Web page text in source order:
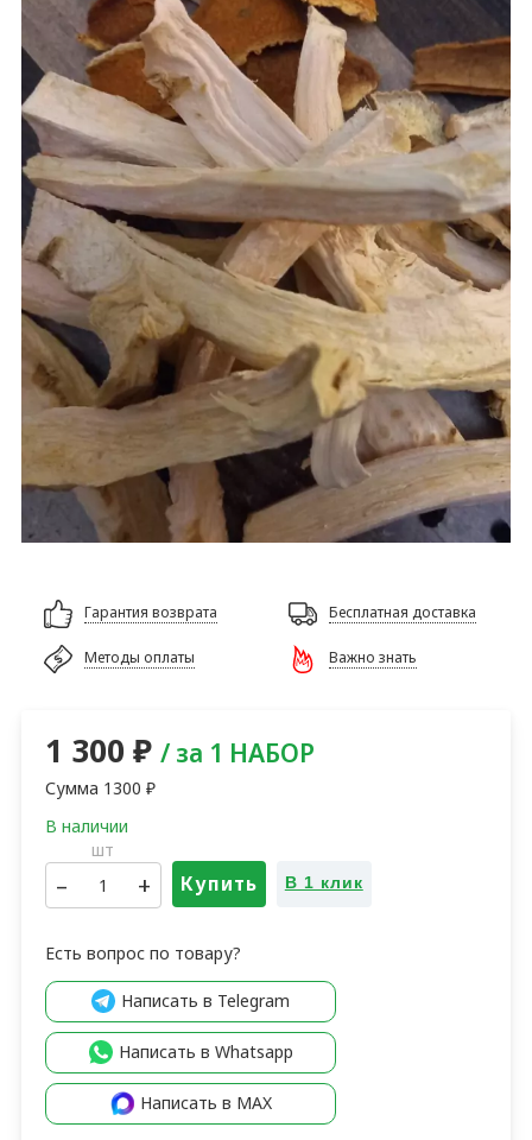
Гарантия возврата Бесплатная доставка
Методы оплаты Важно знать
1 300 ₽ / за 1 НАБОР
Сумма 1300 ₽
шт
– + Купить В 1 клик
Есть вопрос по товару?
Написать в Telegram
Написать в Whatsapp
Написать в MAX